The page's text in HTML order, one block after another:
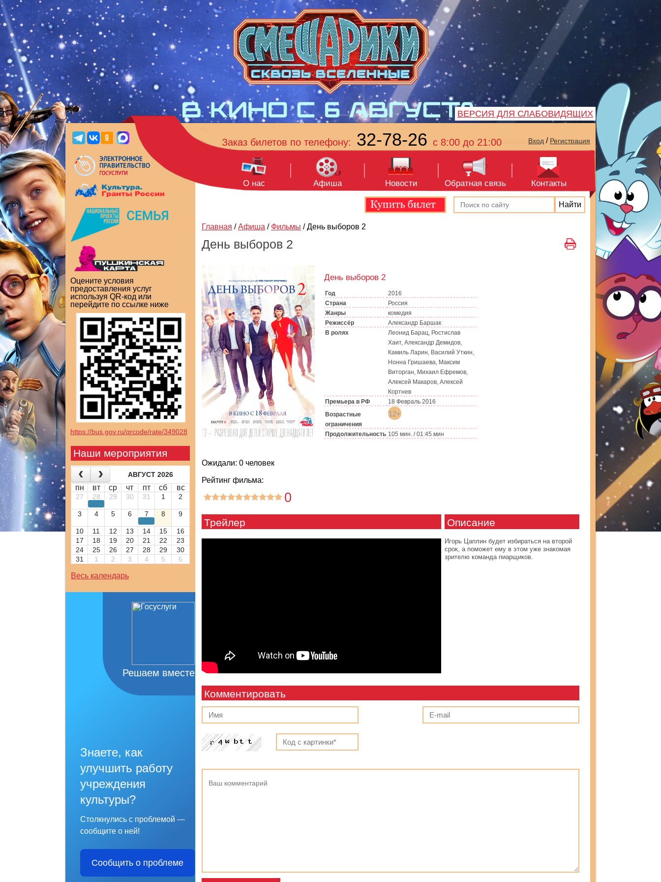
ВЕРСИЯ ДЛЯ СЛАБОВИДЯЩИХ
Оцените условия
предоставления услуг
используя QR-код или
перейдите по ссылке ниже
https://bus.gov.ru/qrcode/rate/349028
Наши мероприятия
АВГУСТ 2026
пн вт ср чт пт сб вс
27 28 29 30 31 1 2
3 4 5 6 7 8 9
10 11 12 13 14 15
16
17
18 19 20 21 22
23
24
25 26 27 28 29
30
31
1 2 3 4 5 6
Весь календарь
Решаем вместе
Знаете, как
улучшить работу
учреждения
культуры?
Столкнулись с проблемой —
сообщите о ней!
Сообщить о проблеме
Заказ билетов по телефону: 32-78-26 с 8:00 до 21:00 Вход / Регистрация
О нас Афиша Новости Обратная связь Контакты
Главная / Афиша / Фильмы / День выборов 2
День выборов 2
День выборов 2
Год
2016
Страна
Россия
Жанры
комедия
Режиссёр
Александр Баршак
В ролях
Леонид Барац, Ростислав
Хаит, Александр Демидов,
Камиль Ларин, Василий Уткин,
Нонна Гришаева, Максим
Виторган, Михаил Ефремов,
Алексей Макаров, Алексей
Кортнев
Премьера в РФ
18 Февраль 2016
Возрастные
ограничения
12+
Продолжительность 105 мин. / 01:45 мин
Ожидали: 0 человек
Рейтинг фильма:
0
Трейлер Описание
Игорь Цаплин будет избираться на второй
срок, а поможет ему в этом уже знакомая
зрителю команда пиарщиков.
Комментировать